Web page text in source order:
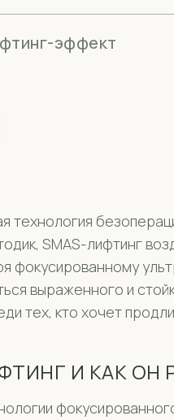
эффект
технология
SMAS-лифтинг
фокусированному
выраженного и
тех, кто хочет
И КАК ОН